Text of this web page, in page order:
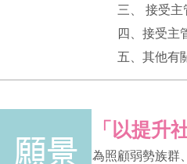
三、 接受
四、接受主
五、其他有
「以提升
為照顧弱勢族群